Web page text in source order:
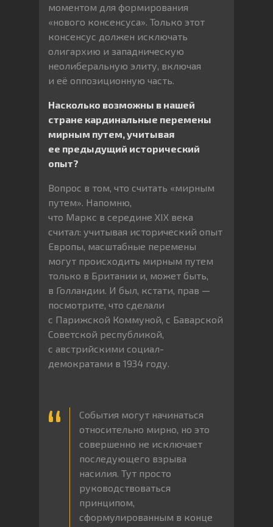
моментом для формирования
«нового консенсуса». Только этот
консенсус должен исключать
олигархию и западническую
неолиберальную элиту, включая
и её оппозиционную часть.
Насколько возможны в нашей
стране кардинальные перемены
мирным путем, учитывая
ее предыдущий исторический
опыт?
Вопрос в том, что считать «мирным
путем». Напомню,
что Маркс в середине XIX века
считал: учитывая исторический опыт
Европы, масштабные перемены
могут происходить мирным путем
только в Британии и, может быть,
в Голландии. И был, кстати, прав —
посмотрите, что сделали
с Парижской Коммуной, с Баварской
Советской республикой,
с австрийскими социал-
демократами в 1934 году.
События могут начинаться
относительно мирно, но это
совершенно не исключает
последующего взрыва
насилия. Тут просто
руководствоваться
принципом,
сформулированным в конце